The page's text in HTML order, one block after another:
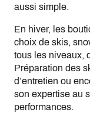
aussi simple.
En hiver, les
choix de skis,
tous les niveaux,
Préparation des
d’entretien ou
son expertise au
performances.